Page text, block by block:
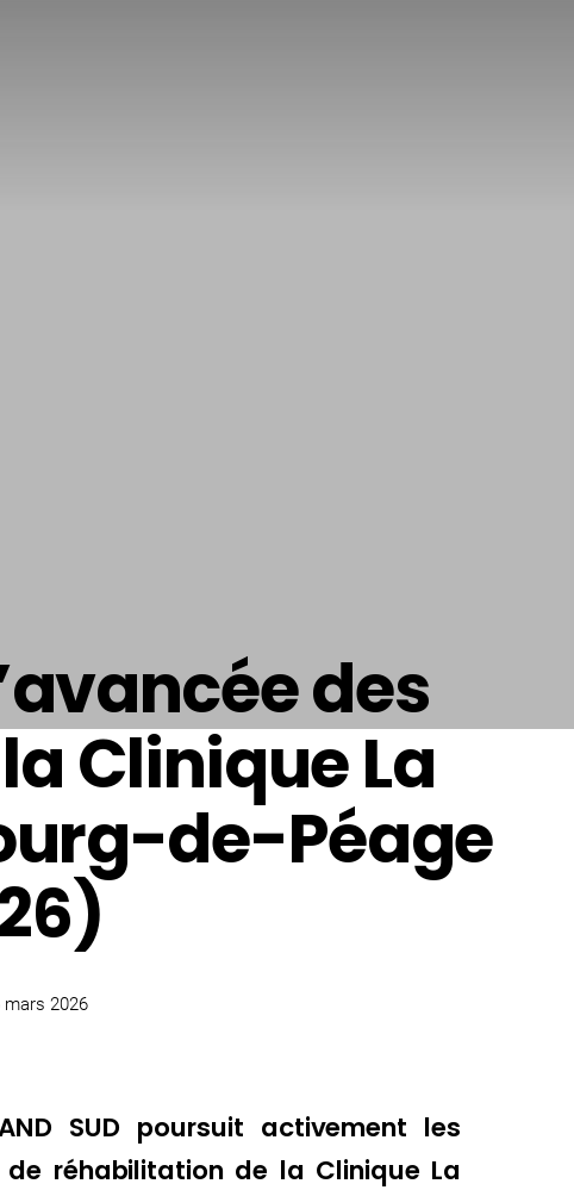
des
Clinique La
de-Péage
mars 2026
SUD poursuit activement les
réhabilitation de la Clinique La